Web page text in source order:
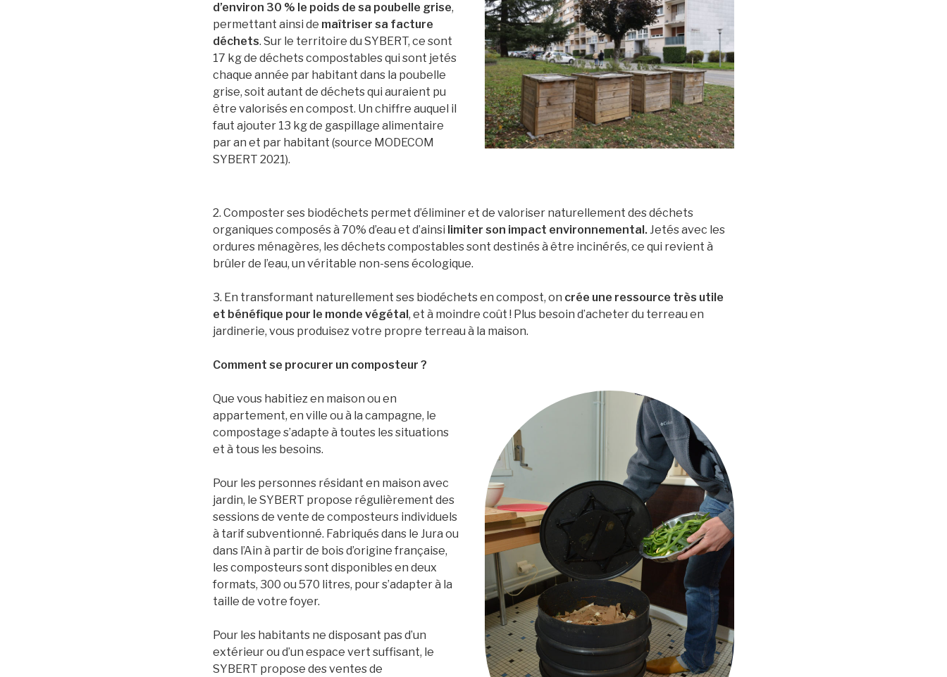
d’environ 30 % le poids de sa poubelle grise,
permettant ainsi de maîtriser sa facture
déchets. Sur le territoire du SYBERT, ce sont
17 kg de déchets compostables qui sont jetés
chaque année par habitant dans la poubelle
grise, soit autant de déchets qui auraient pu
être valorisés en compost. Un chiffre auquel il
faut ajouter 13 kg de gaspillage alimentaire
par an et par habitant (source MODECOM
SYBERT 2021).
2. Composter ses biodéchets permet d’éliminer et de valoriser naturellement des déchets
organiques composés à 70% d’eau et d’ainsi limiter son impact environnemental. Jetés avec les
ordures ménagères, les déchets compostables sont destinés à être incinérés, ce qui revient à
brûler de l’eau, un véritable non-sens écologique.
3. En transformant naturellement ses biodéchets en compost, on crée une ressource très utile
et bénéfique pour le monde végétal , et à moindre coût ! Plus besoin d’acheter du terreau en
jardinerie, vous produisez votre propre terreau à la maison.
Comment se procurer un composteur ?
Que vous habitiez en maison ou en
appartement, en ville ou à la campagne, le
compostage s’adapte à toutes les situations
et à tous les besoins.
Pour les personnes résidant en maison avec
jardin, le SYBERT propose régulièrement des
sessions de vente de composteurs individuels
à tarif subventionné. Fabriqués dans le Jura ou
dans l’Ain à partir de bois d’origine française,
les composteurs sont disponibles en deux
formats, 300 ou 570 litres, pour s’adapter à la
taille de votre foyer.
Pour les habitants ne disposant pas d’un
extérieur ou d’un espace vert suffisant, le
SYBERT propose des ventes de